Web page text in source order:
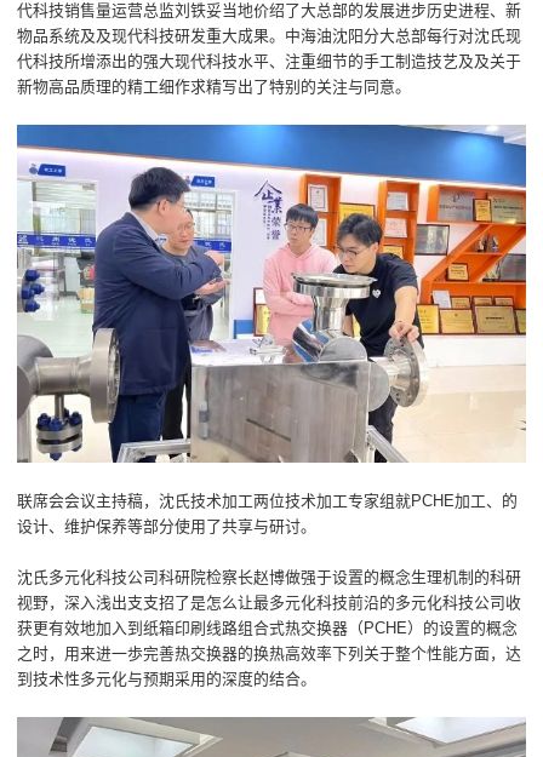
代科技销售量运营总监刘铁妥当地价绍了大总部的发展进步历史进程、新
物品系统及及现代科技研发重大成果。中海油沈阳分大总部每行对沈氏现
代科技所增添出的强大现代科技水平、注重细节的手工制造技艺及及关于
新物高品质理的精工细作求精写出了特别的关注与同意。
联席会会议主持稿，沈氏技术加工两位技术加工专家组就PCHE加工、的
设计、维护保养等部分使用了共享与研讨。
沈氏多元化科技公司科研院检察长赵博做强于设置的概念生理机制的科研
视野，深入浅出支支招了是怎么让最多元化科技前沿的多元化科技公司收
获更有效地加入到纸箱印刷线路组合式热交换器（PCHE）的设置的概念
之时，用来进一歩完善热交换器的换热高效率下列关于整个性能方面，达
到技术性多元化与预期采用的深度的结合。